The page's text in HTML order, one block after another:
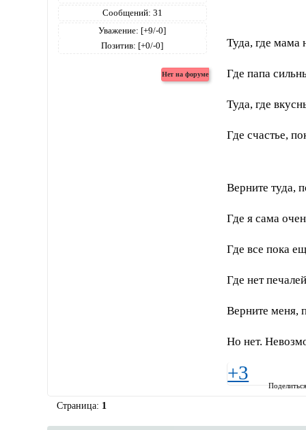
Сообщений: 31
Уважение: [+9/-0]
Позитив: [+0/-0] Туда, где мама
Где папа
Туда, где
Где счастье,
Верните туда,
Где я сама
Где все пока
Где нет
Верните меня,
Но нет.
+3
Страница: 1